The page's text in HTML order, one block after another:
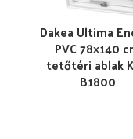
Dakea Ultima
PVC 78×140
tetőtéri ablak
B1800